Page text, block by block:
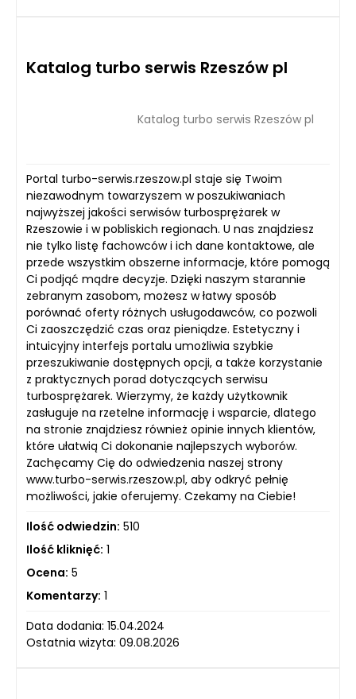
Katalog turbo serwis Rzeszów pl
Katalog turbo serwis Rzeszów pl
Portal turbo-serwis.rzeszow.pl staje się Twoim
niezawodnym towarzyszem w poszukiwaniach
najwyższej jakości serwisów turbosprężarek w
Rzeszowie i w pobliskich regionach. U nas znajdziesz
nie tylko listę fachowców i ich dane kontaktowe, ale
przede wszystkim obszerne informacje, które pomogą
Ci podjąć mądre decyzje. Dzięki naszym starannie
zebranym zasobom, możesz w łatwy sposób
porównać oferty różnych usługodawców, co pozwoli
Ci zaoszczędzić czas oraz pieniądze. Estetyczny i
intuicyjny interfejs portalu umożliwia szybkie
przeszukiwanie dostępnych opcji, a także korzystanie
z praktycznych porad dotyczących serwisu
turbosprężarek. Wierzymy, że każdy użytkownik
zasługuje na rzetelne informację i wsparcie, dlatego
na stronie znajdziesz również opinie innych klientów,
które ułatwią Ci dokonanie najlepszych wyborów.
Zachęcamy Cię do odwiedzenia naszej strony
www.turbo-serwis.rzeszow.pl, aby odkryć pełnię
możliwości, jakie oferujemy. Czekamy na Ciebie!
Ilość odwiedzin: 510
Ilość kliknięć: 1
Ocena: 5
Komentarzy: 1
Data dodania: 15.04.2024
Ostatnia wizyta: 09.08.2026